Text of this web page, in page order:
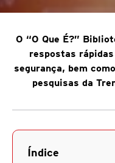
O “O Que É?”
respostas
segurança, bem
pesquisas da
Índice